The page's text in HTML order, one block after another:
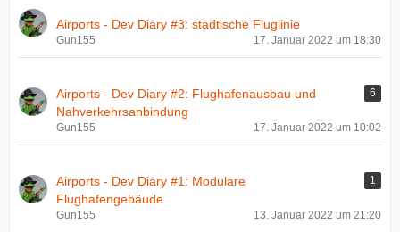
Airports - Dev Diary #3: städtische Fluglinie
Gun155 17. Januar 2022 um 18:30
Airports - Dev Diary #2: Flughafenausbau und
Nahverkehrsanbindung
6
Gun155 17. Januar 2022 um 10:02
Airports - Dev Diary #1: Modulare
Flughafengebäude
1
Gun155 13. Januar 2022 um 21:20